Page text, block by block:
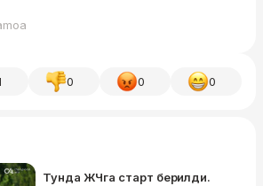
0 0 0
Тунда ЖЧга старт берилди.